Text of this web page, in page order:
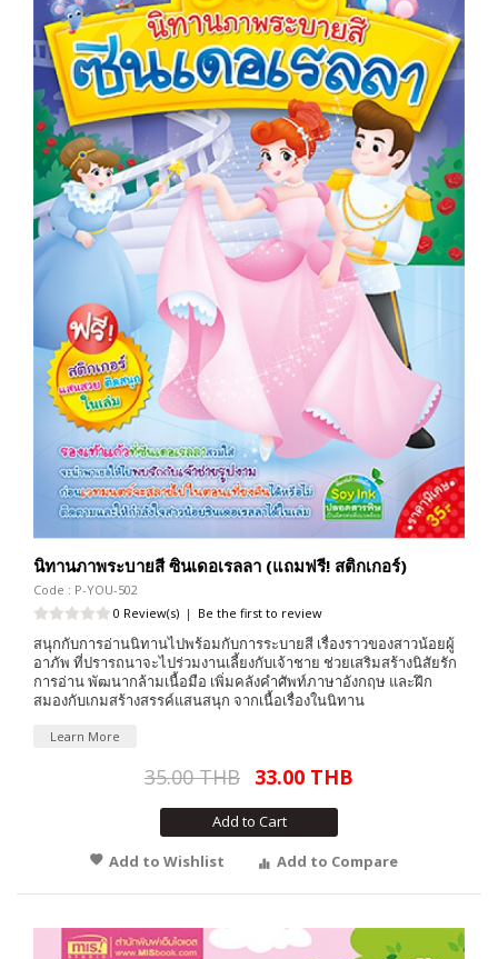
นิทานภาพระบายสี ซินเดอเรลลา (แถมฟรี! สติกเกอร์)
Code : P-YOU-502
0 Review(s) | Be the first to review
สนุกกับการอ่านนิทานไปพร้อมกับการระบายสี เรื่องราวของสาวน้อยผู้
อาภัพ ที่ปรารถนาจะไปร่วมงานเลี้ยงกับเจ้าชาย ช่วยเสริมสร้างนิสัยรัก
การอ่าน พัฒนากล้ามเนื้อมือ เพิ่มคลังคำศัพท์ภาษาอังกฤษ และฝึก
สมองกับเกมสร้างสรรค์แสนสนุก จากเนื้อเรื่องในนิทาน
Learn More
35.00 THB 33.00 THB
Add to Cart
Add to Wishlist
Add to Compare